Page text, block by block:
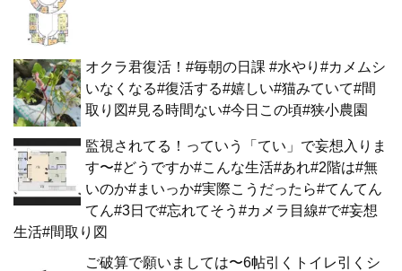
オクラ君復活！#毎朝の日課 #水やり#カメムシ
いなくなる#復活する#嬉しい#猫みていて#間
取り図#見る時間ない#今日この頃#狭小農園
監視されてる！っていう「てい」で妄想入りま
す〜#どうですか#こんな生活#あれ#2階は#無
いのか#まいっか#実際こうだったら#てんてん
てん#3日で#忘れてそう#カメラ目線#で#妄想
生活#間取り図
ご破算で願いましては〜6帖引くトイレ引くシ